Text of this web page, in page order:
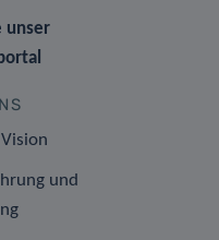
unser
und